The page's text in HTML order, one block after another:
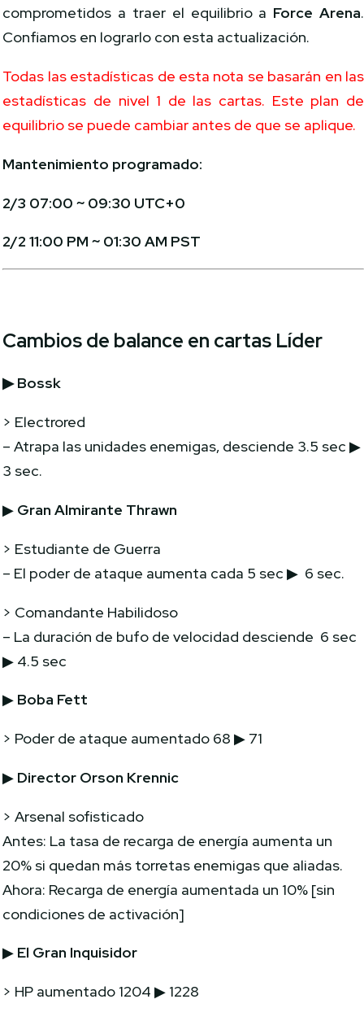
comprometidos a traer el equilibrio a Force Arena.
Confiamos en lograrlo con esta actualización.
Todas las estadísticas de esta nota se basarán en las
estadísticas de nivel 1 de las cartas. Este plan de
equilibrio se puede cambiar antes de que se aplique.
Mantenimiento programado:
2/3 07:00 ~ 09:30 UTC+0
2/2 11:00 PM ~ 01:30 AM PST
Cambios de balance en cartas Líder
▶Bossk
> Electrored
– Atrapa las unidades enemigas, desciende 3.5 sec ▶
3 sec.
▶ Gran Almirante Thrawn
> Estudiante de Guerra
– El poder de ataque aumenta cada 5 sec ▶ 6 sec.
> Comandante Habilidoso
– La duración de bufo de velocidad desciende 6 sec
▶ 4.5 sec
▶ Boba Fett
> Poder de ataque aumentado 68 ▶ 71
▶ Director Orson Krennic
> Arsenal sofisticado
Antes: La tasa de recarga de energía aumenta un
20% si quedan más torretas enemigas que aliadas.
Ahora: Recarga de energía aumentada un 10% [sin
condiciones de activación]
▶ El Gran Inquisidor
> HP aumentado 1204 ▶ 1228